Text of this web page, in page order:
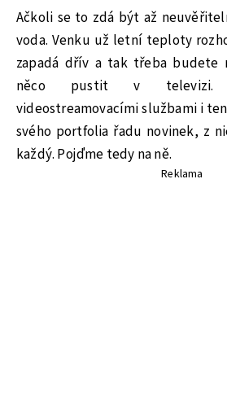
Ačkoli se to zdá být až
voda. Venku už letní teploty
zapadá dřív a tak třeba budete
něco pustit v televizi.
videostreamovacími službami i
svého portfolia řadu novinek, z
každý. Pojďme tedy na ně.
Reklama